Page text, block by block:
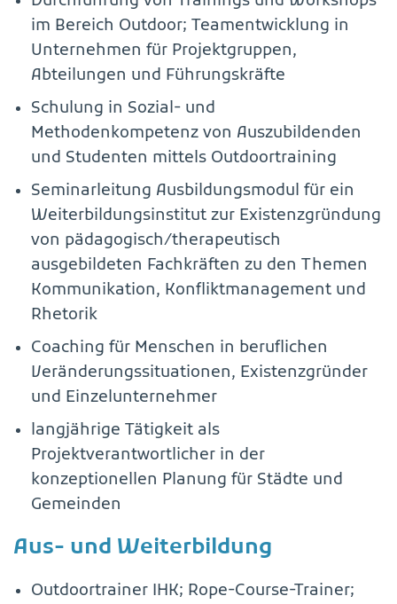
im Bereich Outdoor; Teamentwicklung in
Unternehmen für Projektgruppen,
Abteilungen und Führungskräfte
Schulung in Sozial- und
Methodenkompetenz von Auszubildenden
und Studenten mittels Outdoortraining
Seminarleitung Ausbildungsmodul für ein
Weiterbildungsinstitut zur Existenzgründung
von pädagogisch/therapeutisch
ausgebildeten Fachkräften zu den Themen
Kommunikation, Konfliktmanagement und
Rhetorik
Coaching für Menschen in beruflichen
Veränderungssituationen, Existenzgründer
und Einzelunternehmer
langjährige Tätigkeit als
Projektverantwortlicher in der
konzeptionellen Planung für Städte und
Gemeinden
Aus- und Weiterbildung
Outdoortrainer IHK; Rope-Course-Trainer;